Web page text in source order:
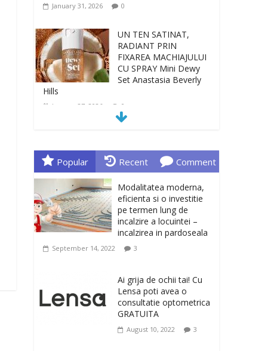
January 31, 2026 0
UN TEN SATINAT,
RADIANT PRIN
FIXAREA MACHIAJULUI
CU SPRAY Mini Dewy
Set Anastasia Beverly
Hills
January 27, 2026 0
DE CURATARE CeraVe
CU CERAMIDE SI
January 23, 2026 0
Sa gasesti cadoul
potrivit este de multe
ori o provocare. Idei
la Giftspot.ro, magazinul de cadouri
originale. O alegere buna, Oglinda de baie
cu mărire și iluminare LED
0
Popular Recent Comment
Modalitatea moderna,
eficienta si o investitie
pe termen lung de
incalzire a locuintei –
incalzirea in pardoseala
September 14, 2022 3
Ai grija de ochii tai! Cu
Lensa poti avea o
consultatie optometrica
GRATUITA
August 10, 2022 3